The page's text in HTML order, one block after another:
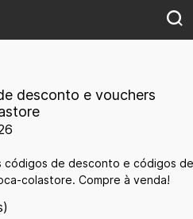
desconto e vouchers
códigos de desconto e códigos de
colastore. Compre à venda!